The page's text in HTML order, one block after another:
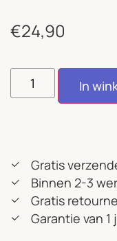
€24,90
In
Gratis
Binnen 2-3
Gratis
Garantie van 1